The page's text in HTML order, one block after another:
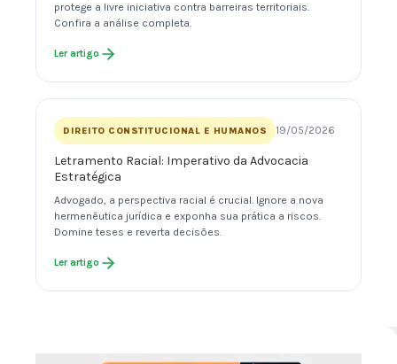
protege a livre iniciativa contra barreiras territoriais.
Confira a análise completa.
Ler artigo
DIREITO CONSTITUCIONAL E HUMANOS 19/05/2026
Letramento Racial: Imperativo da Advocacia
Estratégica
Advogado, a perspectiva racial é crucial. Ignore a nova
hermenêutica jurídica e exponha sua prática a riscos.
Domine teses e reverta decisões.
Ler artigo